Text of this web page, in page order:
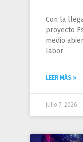
Con la
proyecto
medio
labor
LEER MÁS »
julio 7, 2026